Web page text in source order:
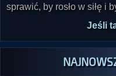
sprawić, by rosło w siłę i
Jeśli